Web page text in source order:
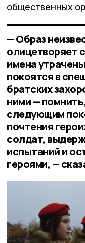
общественных
— Образ
олицетворяет
имена
покоятся в
братских
ними —
следующим
почтения
солдат,
испытаний и
героями, —